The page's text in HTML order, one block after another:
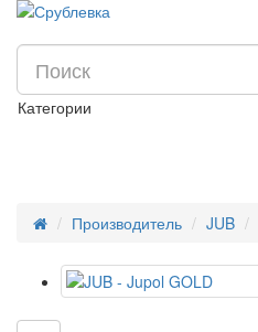
Категории
Производитель JUB